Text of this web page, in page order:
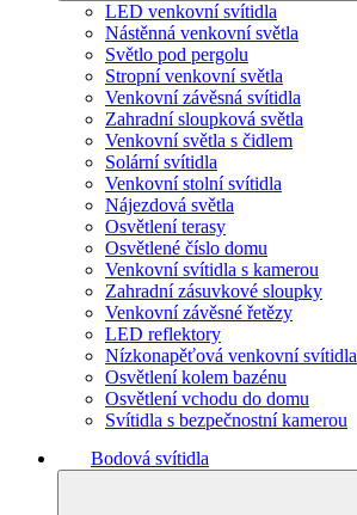
LED venkovní svítidla
Nástěnná venkovní světla
Světlo pod pergolu
Stropní venkovní světla
Venkovní závěsná svítidla
Zahradní sloupková světla
Venkovní světla s čidlem
Solární svítidla
Venkovní stolní svítidla
Nájezdová světla
Osvětlení terasy
Osvětlené číslo domu
Venkovní svítidla s kamerou
Zahradní zásuvkové sloupky
Venkovní závěsné řetězy
LED reflektory
Nízkonapěťová venkovní svítidla
Osvětlení kolem bazénu
Osvětlení vchodu do domu
Svítidla s bezpečnostní kamerou
Bodová svítidla